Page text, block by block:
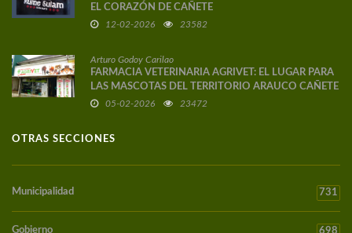
EL CORAZÓN DE CAÑETE
12-02-2026 23582
Arturo Godoy Carilao
FARMACIA VETERINARIA AGRIVET: EL LUGAR PARA
LAS MASCOTAS DEL TERRITORIO ARAUCO CAÑETE
05-02-2026 23472
OTRAS SECCIONES
Municipalidad 731
Gobierno